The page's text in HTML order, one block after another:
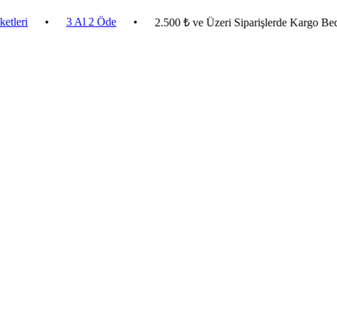
• 3 Al 2 Öde • 2.500 ₺ ve Üzeri Siparişlerde Kargo Bedava